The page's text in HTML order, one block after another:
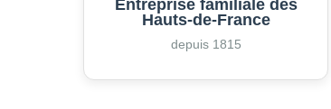
Entreprise familiale des
Hauts-de-France
depuis 1815